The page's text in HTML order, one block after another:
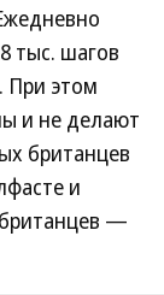
тыс. шагов
При этом
и не делают
британцев
и
—